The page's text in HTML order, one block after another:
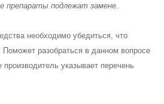
препараты подлежат замене.
необходимо убедиться, что
Поможет разобраться в данном вопросе
производитель указывает перечень